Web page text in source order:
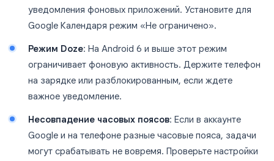
уведомления фоновых приложений. Установите для
Google Календаря режим «Не ограничено».
Режим Doze: На Android 6 и выше этот режим
ограничивает фоновую активность. Держите телефон
на зарядке или разблокированным, если ждете
важное уведомление.
Несовпадение часовых поясов: Если в аккаунте
Google и на телефоне разные часовые пояса, задачи
могут срабатывать не вовремя. Проверьте настройки